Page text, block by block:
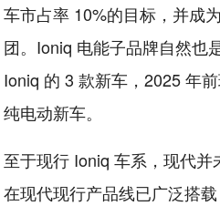
车市占率 10%的目标，并成
团。Ioniq 电能子品牌自然也
Ioniq 的 3 款新车，2025 年
纯电动新车。
至于现行 Ioniq 车系，现代并
在现代现行产品线已广泛搭